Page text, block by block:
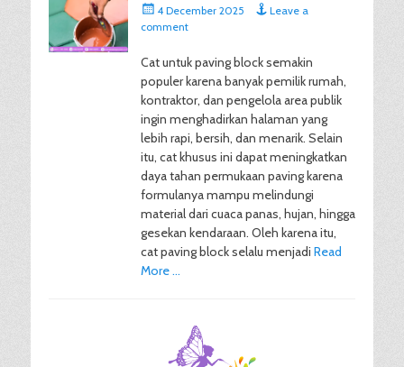
Posted
on
4 December 2025
Leave a
comment
Cat untuk paving block semakin
populer karena banyak pemilik rumah,
kontraktor, dan pengelola area publik
ingin menghadirkan halaman yang
lebih rapi, bersih, dan menarik. Selain
itu, cat khusus ini dapat meningkatkan
daya tahan permukaan paving karena
formulanya mampu melindungi
material dari cuaca panas, hujan, hingga
gesekan kendaraan. Oleh karena itu,
cat paving block selalu menjadi Read
More …